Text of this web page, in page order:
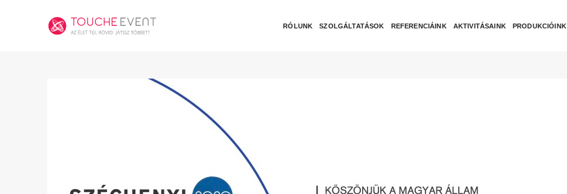
RÓLUNK SZOLGÁLTATÁSOK REFERENCIÁINK AKTIVITÁSAINK PRODUKCIÓINK